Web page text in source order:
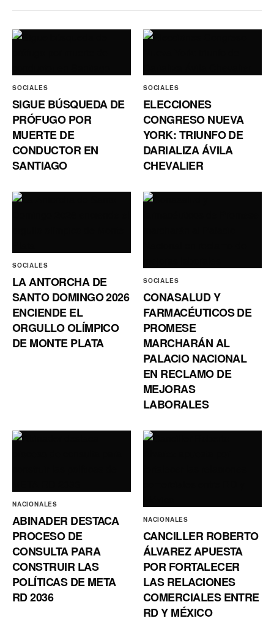
SOCIALES
SIGUE BÚSQUEDA DE
PRÓFUGO POR
MUERTE DE
CONDUCTOR EN
SANTIAGO
SOCIALES
ELECCIONES
CONGRESO NUEVA
YORK: TRIUNFO DE
DARIALIZA ÁVILA
CHEVALIER
SOCIALES
LA ANTORCHA DE
SANTO DOMINGO 2026
ENCIENDE EL
ORGULLO OLÍMPICO
DE MONTE PLATA
SOCIALES
CONASALUD Y
FARMACÉUTICOS DE
PROMESE
MARCHARÁN AL
PALACIO NACIONAL
EN RECLAMO DE
MEJORAS
LABORALES
NACIONALES
ABINADER DESTACA
PROCESO DE
CONSULTA PARA
CONSTRUIR LAS
POLÍTICAS DE META
RD 2036
NACIONALES
CANCILLER ROBERTO
ÁLVAREZ APUESTA
POR FORTALECER
LAS RELACIONES
COMERCIALES ENTRE
RD Y MÉXICO